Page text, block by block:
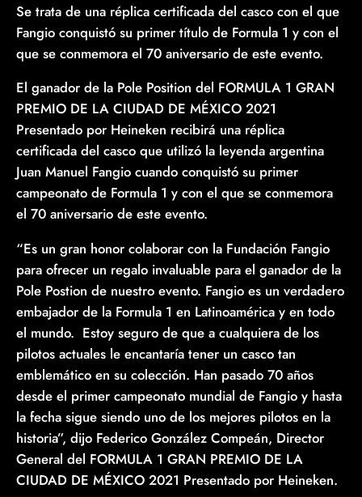
Se trata de una réplica certificada del casco con el que
Fangio conquistó su primer título de Formula 1 y con el
que se conmemora el 70 aniversario de este evento.
El ganador de la Pole Position del FORMULA 1 GRAN
PREMIO DE LA CIUDAD DE MÉXICO 2021
Presentado por Heineken recibirá una réplica
certificada del casco que utilizó la leyenda argentina
Juan Manuel Fangio cuando conquistó su primer
campeonato de Formula 1 y con el que se conmemora
el 70 aniversario de este evento.
“Es un gran honor colaborar con la Fundación Fangio
para ofrecer un regalo invaluable para el ganador de la
Pole Postion de nuestro evento. Fangio es un verdadero
embajador de la Formula 1 en Latinoamérica y en todo
el mundo. Estoy seguro de que a cualquiera de los
pilotos actuales le encantaría tener un casco tan
emblemático en su colección. Han pasado 70 años
desde el primer campeonato mundial de Fangio y hasta
la fecha sigue siendo uno de los mejores pilotos en la
historia”, dijo Federico González Compeán, Director
General del FORMULA 1 GRAN PREMIO DE LA
CIUDAD DE MÉXICO 2021 Presentado por Heineken.